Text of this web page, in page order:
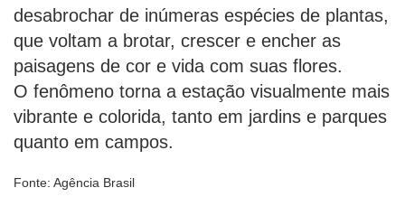
desabrochar de inúmeras espécies de plantas,
que voltam a brotar, crescer e encher as
paisagens de cor e vida com suas flores.
O fenômeno torna a estação visualmente mais
vibrante e colorida, tanto em jardins e parques
quanto em campos.
Fonte: Agência Brasil